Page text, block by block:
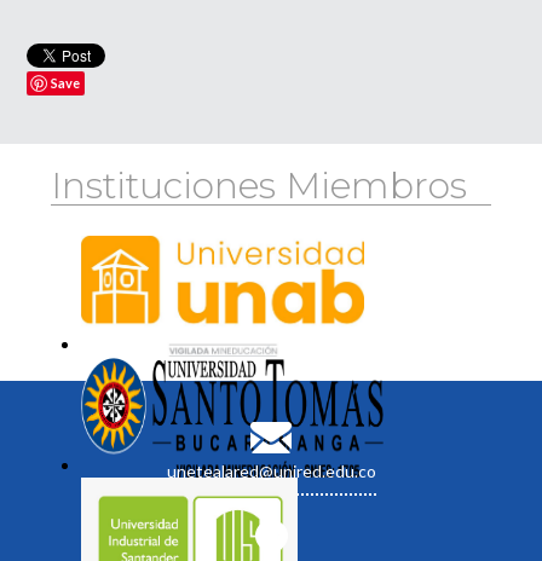
Save
Instituciones Miembros
unetealared@unired.edu.co